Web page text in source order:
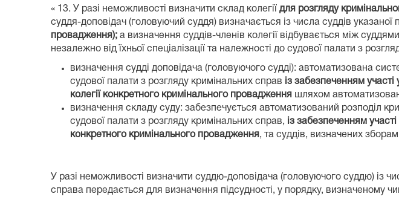
« 13. У разі неможливості визначити склад колегії для розгляду
суддя-доповідач (головуючий суддя) визначається із числа суддів указаної
провадження); а визначення суддів-членів колегії відбувається між
незалежно від їхньої спеціалізації та належності до судової палати з
визначення судді доповідача (головуючого судді): автоматизована
судової палати з розгляду кримінальних справ із забезпеченням
колегії конкретного кримінального провадження шляхом
визначення складу суду: забезпечується автоматизований розподіл
судової палати з розгляду кримінальних справ, із забезпеченням
конкретного кримінального провадження, та суддів, визначених
У разі неможливості визначити суддю-доповідача (головуючого суддю) із
справа передається для визначення підсудності, у порядку, визначеному